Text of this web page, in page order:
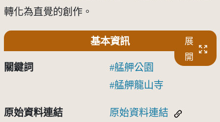
轉化為直覺的創作。
基本資訊
展
開
關鍵詞
艋舺公園
艋舺龍山寺
原始資料連結 原始資料連結